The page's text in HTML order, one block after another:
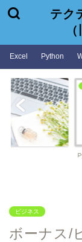
テク
Excel Python
ビジネス
ボーナス/